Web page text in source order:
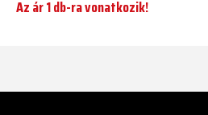
Az ár 1 db-ra vonatkozik!